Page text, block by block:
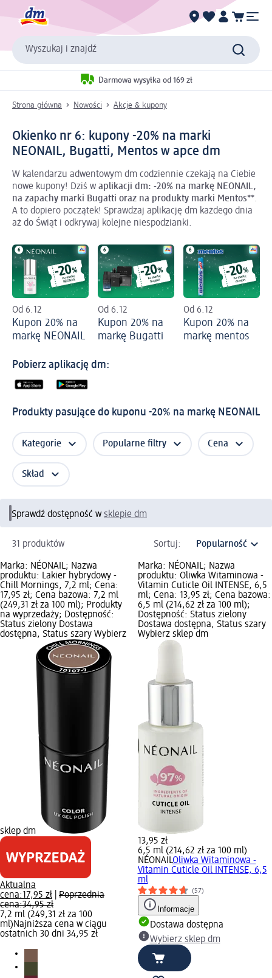
Wyszukaj i znajdź
Darmowa wysyłka od 169 zł
Strona główna Nowości Akcje & kupony
Okienko nr 6: kupony -20% na marki
NEONAIL, Bugatti, Mentos w apce dm
W kalendarzu adwentowym dm codziennie czekają na Ciebie
nowe kupony! Dziś w aplikacji dm: -20% na markę NEONAIL,
na zapachy marki Bugatti oraz na produkty marki Mentos**.
A to dopiero początek! Sprawdzaj aplikację dm każdego dnia
aż do Świąt i odkrywaj kolejne niespodzianki.
Od 6.12
Kupon 20% na
markę NEONAIL
Od 6.12
Kupon 20% na
markę Bugatti
Od 6.12
Kupon 20% na
markę mentos
Pobierz aplikację dm:
Produkty pasujące do kuponu -20% na markę NEONAIL
Kategorie Popularne filtry Cena
Skład
Sprawdź dostępność w sklepie dm
31 produktów Sortuj:
Marka: NÉONAIL; Nazwa
produktu: Lakier hybrydowy -
Chill Mornings, 7,2 ml; Cena:
17,95 zł; Cena bazowa: 7,2 ml
(249,31 zł za 100 ml); Produkty
na wyprzedaży; Dostępność:
Status zielony Dostawa
dostępna, Status szary Wybierz
sklep dm
Aktualna
cena:17,95 zł
Poprzednia
cena:34,95 zł
7,2 ml (249,31 zł za 100
ml)Najniższa cena w ciągu
ostatnich 30 dni 34,95 zł
Marka: NÉONAIL; Nazwa
produktu: Oliwka Witaminowa -
Vitamin Cuticle Oil INTENSE, 6,5
ml; Cena: 13,95 zł; Cena bazowa:
6,5 ml (214,62 zł za 100 ml);
Dostępność: Status zielony
Dostawa dostępna, Status szary
Wybierz sklep dm
13,95 zł
6,5 ml (214,62 zł za 100 ml)
NÉONAILOliwka Witaminowa -
Vitamin Cuticle Oil INTENSE, 6,5
ml
(57)
Informacje
Dostawa dostępna
Wybierz sklep dm